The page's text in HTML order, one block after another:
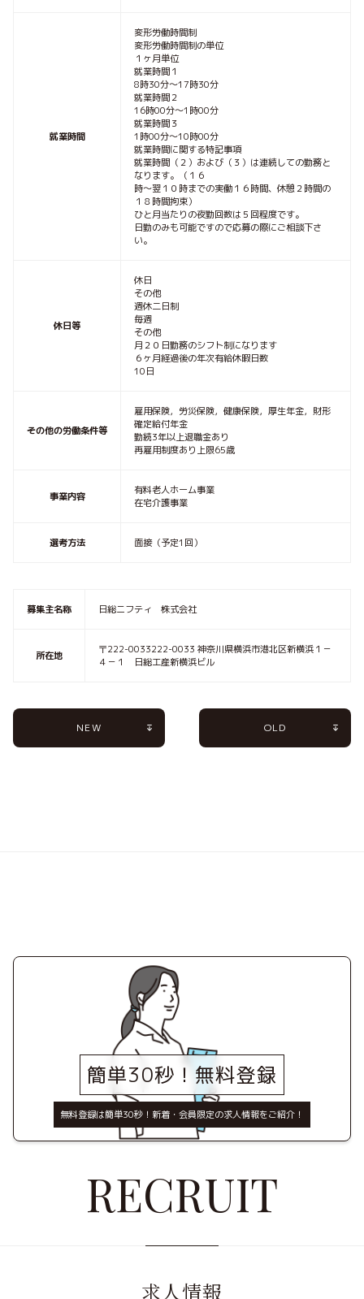
就業時間
変形労働時間制
変形労働時間制の単位
１ヶ月単位
就業時間１
8時30分〜17時30分
就業時間２
16時00分〜1時00分
就業時間３
1時00分〜10時00分
就業時間に関する特記事項
就業時間（２）および（３）は連続しての勤務と
なります。（１６
時～翌１０時までの実働１６時間、休憩２時間の
１８時間拘束）
ひと月当たりの夜勤回数は５回程度です。
日勤のみも可能ですので応募の際にご相談下さ
い。
休日等
休日
その他
週休二日制
毎週
その他
月２０日勤務のシフト制になります
６ヶ月経過後の年次有給休暇日数
10日
その他の労働条件等
雇用保険，労災保険，健康保険，厚生年金，財形
確定給付年金
勤続3年以上退職金あり
再雇用制度あり上限65歳
事業内容
有料老人ホーム事業
在宅介護事業
選考方法 面接（予定1回）
募集主名称 日総ニフティ 株式会社
所在地
〒222-0033222-0033 神奈川県横浜市港北区新横浜１－
４－１ 日総工産新横浜ビル
NEW OLD
簡単30秒！無料登録
無料登録は簡単30秒！新着・会員限定の求人情報をご紹介！
RECRUIT
求人情報